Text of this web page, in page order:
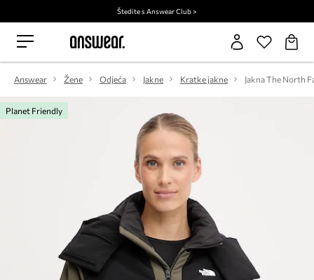
Štedite s Answear Club >
Answear Žene Odjeća Jakne Kratke jakne Jakna The North
Planet Friendly